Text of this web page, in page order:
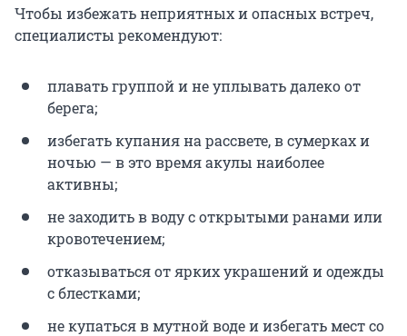
Чтобы избежать неприятных и опасных встреч,
специалисты рекомендуют:
плавать группой и не уплывать далеко от
берега;
избегать купания на рассвете, в сумерках и
ночью — в это время акулы наиболее
активны;
не заходить в воду с открытыми ранами или
кровотечением;
отказываться от ярких украшений и одежды
с блестками;
не купаться в мутной воде и избегать мест со